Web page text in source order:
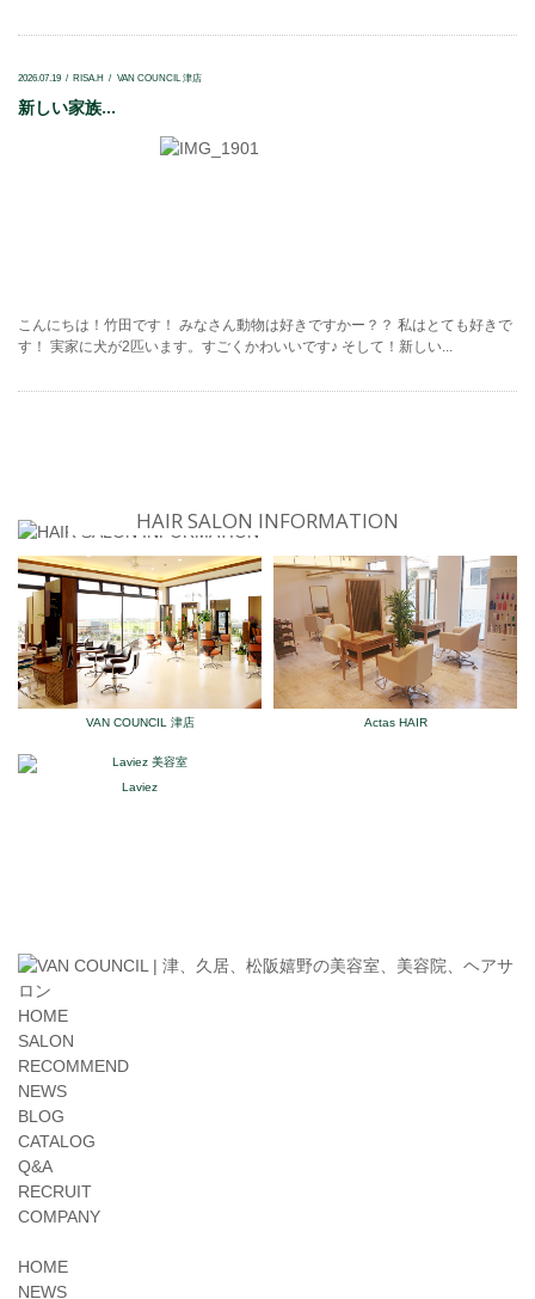
2026.07.19 RISA.H VAN COUNCIL 津店
新しい家族...
こんにちは！竹田です！ みなさん動物は好きですかー？？ 私はとても好きで
す！ 実家に犬が2匹います。すごくかわいいです♪ そして！新しい...
HAIR SALON INFORMATION
VAN COUNCIL 津店 Actas HAIR
Laviez
HOME
SALON
RECOMMEND
NEWS
BLOG
CATALOG
Q&A
RECRUIT
COMPANY
HOME
NEWS